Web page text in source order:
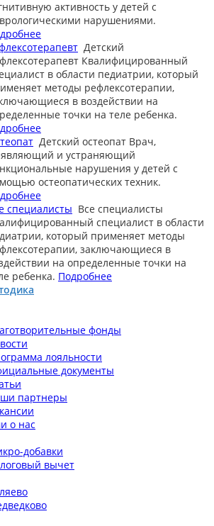
активность у детей с
нарушениями.
Детский
Квалифицированный
в области педиатрии, который
методы рефлексотерапии,
в воздействии на
точки на теле ребенка.
Детский остеопат Врач,
и устраняющий
нарушения у детей с
остеопатических техник.
специалисты Все специалисты
специалист в области
который применяет методы
заключающиеся в
на определенные точки на
ребенка. Подробнее
фонды
лояльности
документы
партнеры
о нас
добавки
вычет